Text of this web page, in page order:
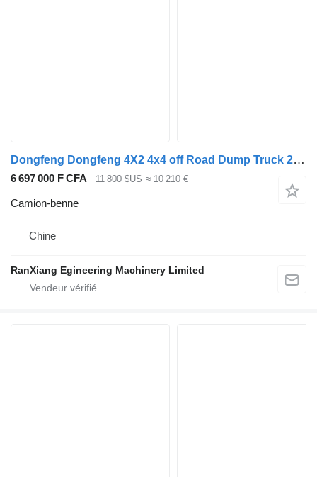
Dongfeng Dongfeng 4X2 4x4 off Road Dump Truck 210HP Euro 2/3
6 697 000 F CFA 11 800 $US ≈ 10 210 €
Camion-benne
Chine
RanXiang Egineering Machinery Limited